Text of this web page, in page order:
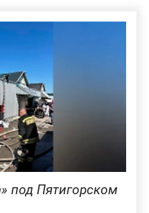
под Пятигорском